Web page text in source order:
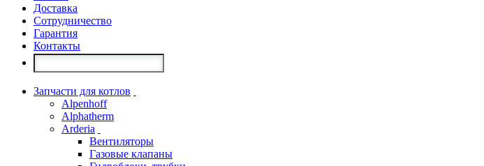
Доставка
Сотрудничество
Гарантия
Контакты
Запчасти для котлов
Alpenhoff
Alphatherm
Arderia
Вентиляторы
Газовые клапаны